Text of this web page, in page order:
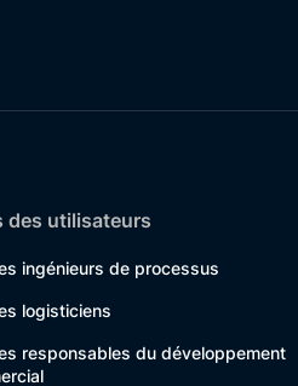
des utilisateurs
ingénieurs de processus
logisticiens
responsables du développement